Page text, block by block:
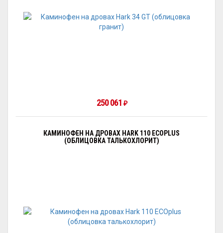
250 061 ₽
КАМИНОФЕН НА ДРОВАХ HARK 110 ECOPLUS
(ОБЛИЦОВКА ТАЛЬКОХЛОРИТ)